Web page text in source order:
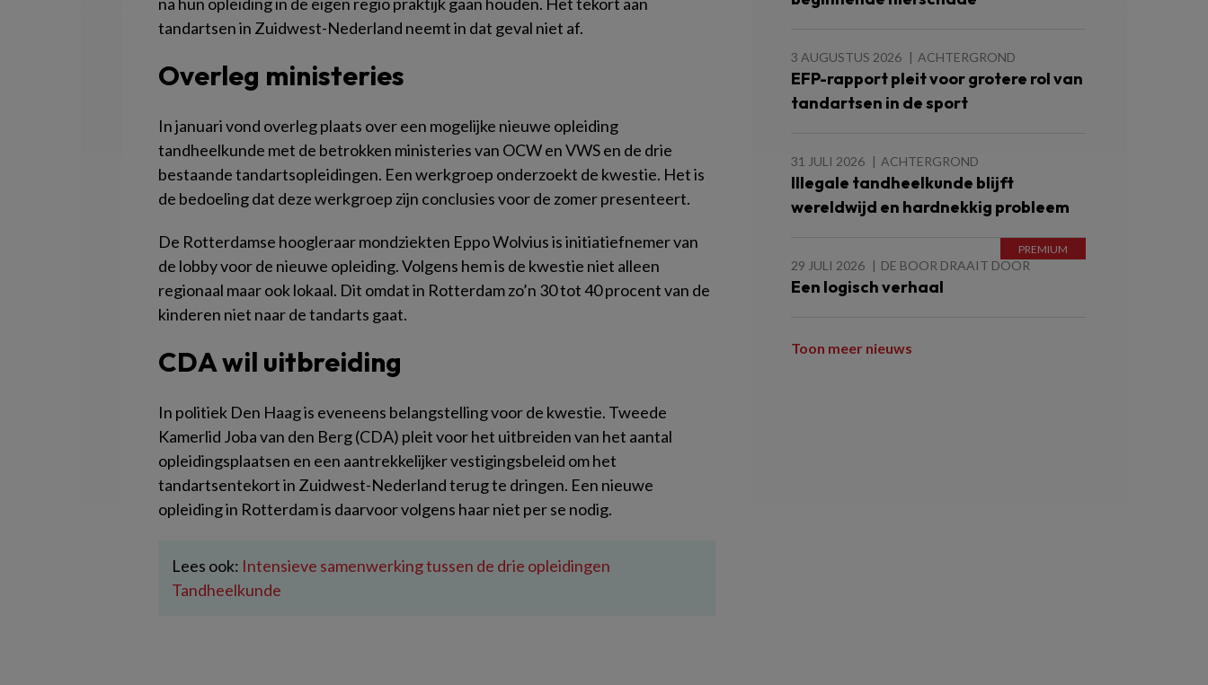
tandartsen in Zuidwest-Nederland neemt in dat geval niet af.
Overleg ministeries
In januari vond overleg plaats over een mogelijke nieuwe opleiding
tandheelkunde met de betrokken ministeries van OCW en VWS en de drie
bestaande tandartsopleidingen. Een werkgroep onderzoekt de kwestie. Het is
de bedoeling dat deze werkgroep zijn conclusies voor de zomer presenteert.
De Rotterdamse hoogleraar mondziekten Eppo Wolvius is initiatiefnemer van
de lobby voor de nieuwe opleiding. Volgens hem is de kwestie niet alleen
regionaal maar ook lokaal. Dit omdat in Rotterdam zo’n 30 tot 40 procent van de
kinderen niet naar de tandarts gaat.
CDA wil uitbreiding
In politiek Den Haag is eveneens belangstelling voor de kwestie. Tweede
Kamerlid Joba van den Berg (CDA) pleit voor het uitbreiden van het aantal
opleidingsplaatsen en een aantrekkelijker vestigingsbeleid om het
tandartsentekort in Zuidwest-Nederland terug te dringen. Een nieuwe
opleiding in Rotterdam is daarvoor volgens haar niet per se nodig.
Lees ook: Intensieve samenwerking tussen de drie opleidingen
Tandheelkunde
3 AUGUSTUS 2026 ACHTERGROND
EFP-rapport pleit voor grotere rol van
tandartsen in de sport
31 JULI 2026 ACHTERGROND
Illegale tandheelkunde blijft
wereldwijd en hardnekkig probleem
29 JULI 2026 DE BOOR DRAAIT DOOR
Een logisch verhaal
Toon meer nieuws